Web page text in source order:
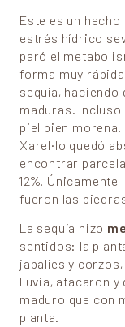
Este es un
estrés hídrico
paró el
forma muy
sequía, haciendo
maduras. Incluso
piel bien
Xarel·lo quedó
encontrar
12%.
fueron las
La sequía hizo
sentidos: la
jabalíes y
lluvia, atacaron y
maduro que con
planta.